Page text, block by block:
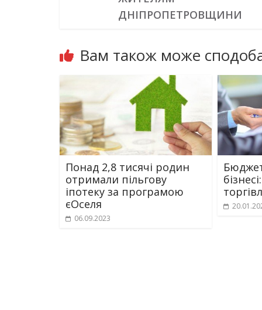
ДНІПРОПЕТРОВЩИНИ
Вам також може
Понад 2,8 тисячі родин
отримали пільгову
іпотеку за програмою
єОселя
06.09.2023